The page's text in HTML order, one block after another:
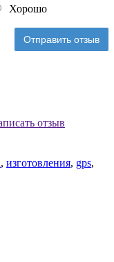
Хорошо
Отправить отзыв
отзыв
, изготовления, gps,